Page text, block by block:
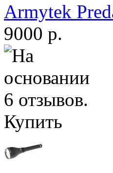
Armytek
9000 р.
Купить